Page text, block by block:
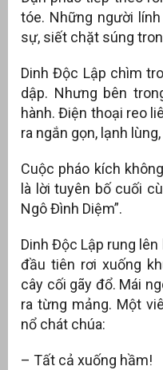
tóe. Những người
sự, siết chặt súng
Dinh Độc Lập chìm
dập. Nhưng bên
hành. Điện thoại reo
ra ngắn gọn, lạnh
Cuộc pháo kích
là lời tuyên bố cuối
Ngô Đình Diệm”.
Dinh Độc Lập rung
đầu tiên rơi xuống
cây cối gãy đổ. Mái
ra từng mảng. Một
nổ chát chúa:
– Tất cả xuống hầm!